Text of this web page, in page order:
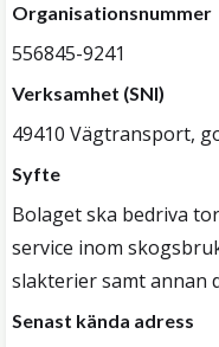
Organisationsnummer
556845-9241
Verksamhet (SNI)
49410 Vägtransport,
Syfte
Bolaget ska bedriva
service inom
slakterier samt annan
Senast kända adress